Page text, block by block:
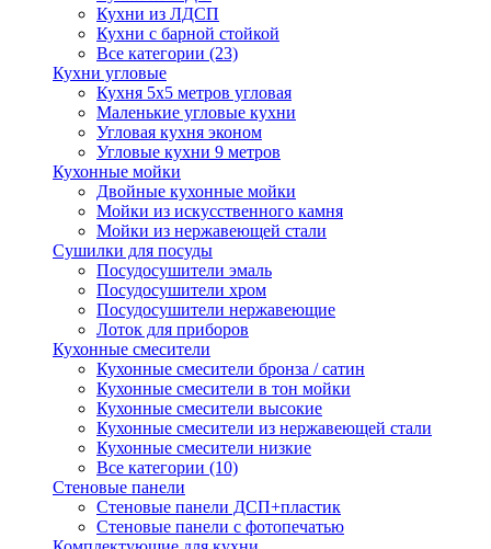
Кухни из ЛДСП
Кухни с барной стойкой
Все категории (23)
Кухни угловые
Кухня 5х5 метров угловая
Маленькие угловые кухни
Угловая кухня эконом
Угловые кухни 9 метров
Кухонные мойки
Двойные кухонные мойки
Мойки из искусственного камня
Мойки из нержавеющей стали
Сушилки для посуды
Посудосушители эмаль
Посудосушители хром
Посудосушители нержавеющие
Лоток для приборов
Кухонные смесители
Кухонные смесители бронза / сатин
Кухонные смесители в тон мойки
Кухонные смесители высокие
Кухонные смесители из нержавеющей стали
Кухонные смесители низкие
Все категории (10)
Стеновые панели
Стеновые панели ДСП+пластик
Стеновые панели с фотопечатью